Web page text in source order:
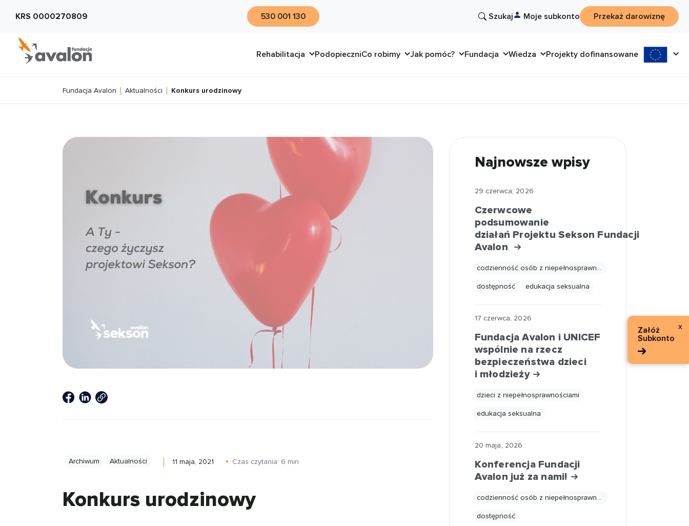
Załóż
Subkonto
x
KRS 0000270809 530 001 130 Szukaj Moje subkonto Przekaż darowiznę
Rehabilitacja PodopieczniCo robimy Jak pomóc? Fundacja Wiedza Projekty dofinansowane
Fundacja Avalon Aktualności Konkurs urodzinowy
Archiwum Aktualności 11 maja, 2021 Czas czytania: 6 min
Konkurs urodzinowy
Najnowsze wpisy
29 czerwca, 2026
Czerwcowe
podsumowanie
działań Projektu Sekson Fundacji
Avalon
codzienność osób z niepełnosprawnościami
dostępność edukacja seksualna
17 czerwca, 2026
Fundacja Avalon i UNICEF
wspólnie na rzecz
bezpieczeństwa dzieci
i młodzieży
dzieci z niepełnosprawnościami
edukacja seksualna
20 maja, 2026
Konferencja Fundacji
Avalon już za nami!
codzienność osób z niepełnosprawnościami
dostępność